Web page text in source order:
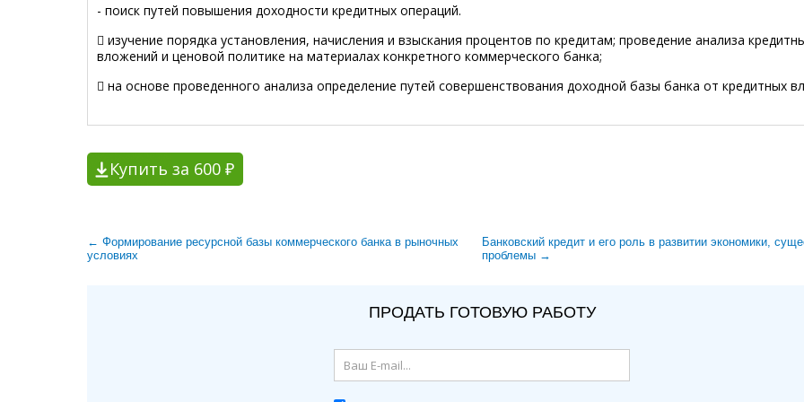
- поиск путей повышения доходности кредитных операций.
 изучение порядка установления, начисления и взыскания процентов по кредитам; проведение анализа
вложений и ценовой политике на материалах конкретного коммерческого банка;
 на основе проведенного анализа определение путей совершенствования доходной базы банка от кредитных
Купить за 600 ₽
← Формирование ресурсной базы коммерческого банка в рыночных
условиях
Банковский кредит и его роль в развитии экономики,
проблемы →
ПРОДАТЬ ГОТОВУЮ РАБОТУ